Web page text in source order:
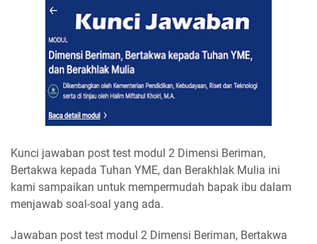
Kunci jawaban post test modul 2 Dimensi Beriman,
Bertakwa kepada Tuhan YME, dan Berakhlak Mulia ini
kami sampaikan untuk mempermudah bapak ibu dalam
menjawab soal-soal yang ada.
Jawaban post test modul 2 Dimensi Beriman, Bertakwa